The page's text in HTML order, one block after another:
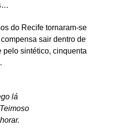
do Recife tornaram-se
sair dentro de
pelo sintético, cinquenta
lá